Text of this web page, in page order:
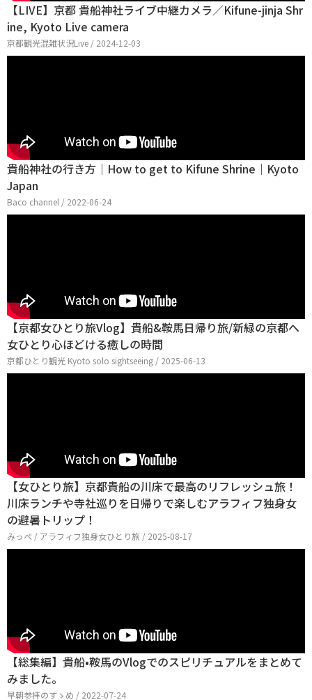
【LIVE】京都 貴船神社ライブ中継カメラ／Kifune-jinja Shr
ine, Kyoto Live camera
京都観光混雑状況Live / 2024-12-03
貴船神社の行き方｜How to get to Kifune Shrine｜Kyoto
Japan
Baco channel / 2022-06-24
【京都女ひとり旅Vlog】貴船&鞍馬日帰り旅/新緑の京都へ
女ひとり心ほどける癒しの時間
京都ひとり観光 Kyoto solo sightseeing / 2025-06-13
【女ひとり旅】京都貴船の川床で最高のリフレッシュ旅！
川床ランチや寺社巡りを日帰りで楽しむアラフィフ独身女
の避暑トリップ！
みっぺ / アラフィフ独身女ひとり旅 / 2025-08-17
【総集編】貴船•鞍馬のVlogでのスピリチュアルをまとめて
みました。
早朝参拝のすゝめ / 2022-07-24